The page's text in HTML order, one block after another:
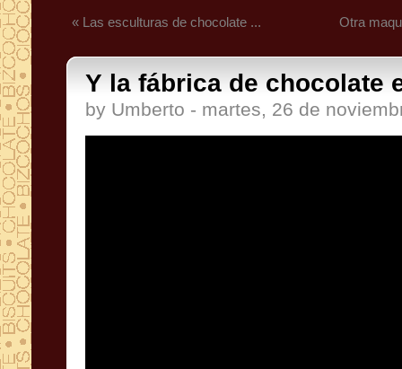
« Las esculturas de chocolate ... Otra
Y la fábrica de chocolate
by Umberto - martes, 26 de